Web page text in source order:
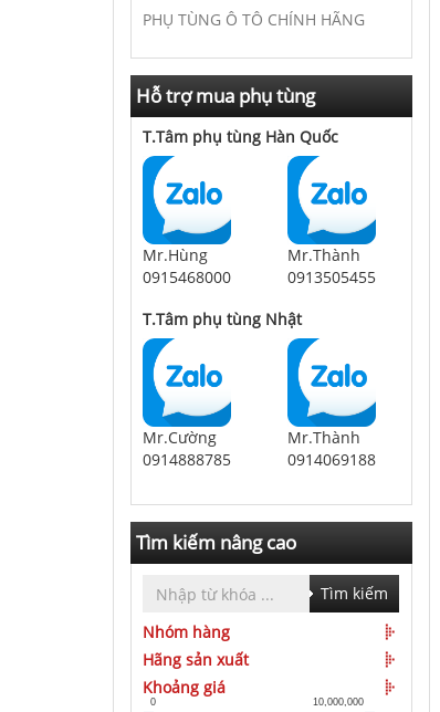
PHỤ TÙNG Ô TÔ CHÍNH HÃNG
Hỗ trợ mua phụ tùng
T.Tâm phụ tùng Hàn Quốc
Mr.Hùng
0915468000
Mr.Thành
0913505455
T.Tâm phụ tùng Nhật
Mr.Cường
0914888785
Mr.Thành
0914069188
Tìm kiếm nâng cao
Tìm kiếm
Nhóm hàng
Hãng sản xuất
Khoảng giá
0 10,000,000